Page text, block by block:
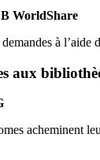
WorldShare
à l’aide
aux
acheminent